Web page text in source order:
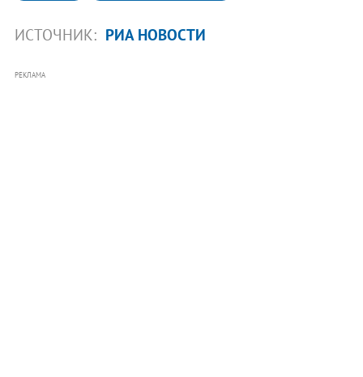
ИСТОЧНИК: РИА НОВОСТИ
РЕКЛАМА